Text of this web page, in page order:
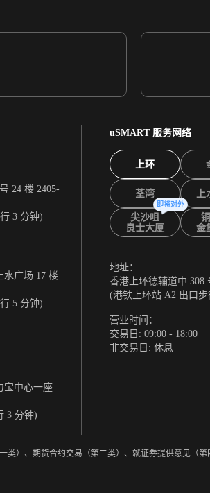
24 楼 2405-
3 分钟)
水广场 17 楼
5 分钟)
宝中心一座
3 分钟)
uSMART 服务网络
上环
荃湾
尖沙咀
良士大厦
即将对外
金
地址：
香港上环德辅道中 308
(港铁上环站 A2 出口步
营业时间：
交易日: 09:00 - 18:00
非交易日: 休息
）、期货合约交易（第二类）、就证券提供意见（